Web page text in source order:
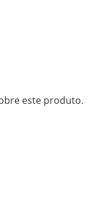
este produto.